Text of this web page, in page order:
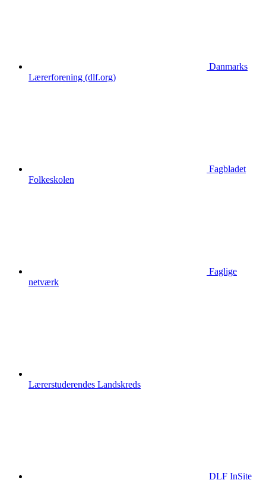
Danmarks
Lærerforening (dlf.org)
Fagbladet
Folkeskolen
Faglige
netværk
Lærerstuderendes Landskreds
DLF InSite